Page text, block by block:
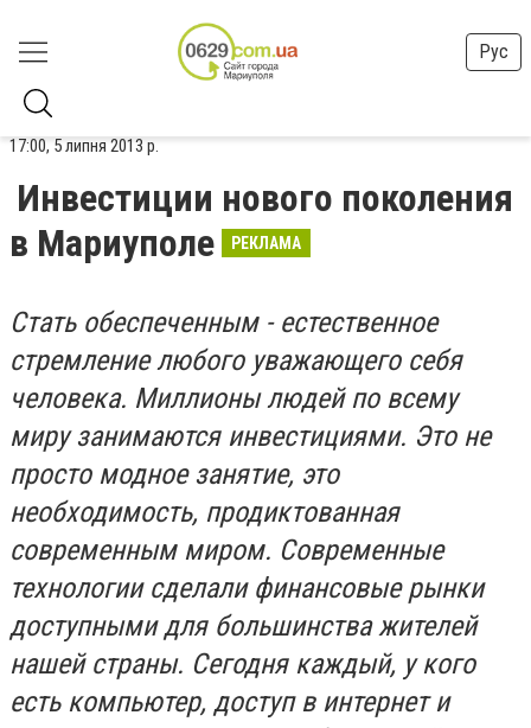
Рус
17:00, 5 липня 2013 р.
Инвестиции нового поколения
в Мариуполе
РЕКЛАМА
Стать обеспеченным - естественное
стремление любого уважающего себя
человека. Миллионы людей по всему
миру занимаются инвестициями. Это не
просто модное занятие, это
необходимость, продиктованная
современным миром. Современные
технологии сделали финансовые рынки
доступными для большинства жителей
нашей страны. Сегодня каждый, у кого
есть компьютер, доступ в интернет и